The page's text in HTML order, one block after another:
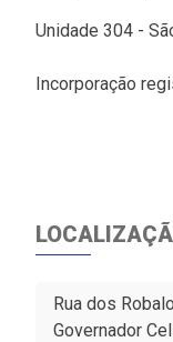
Unidade 304 -
Incorporação
Rua dos
Governador